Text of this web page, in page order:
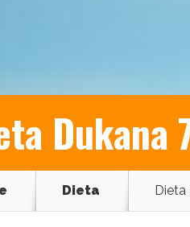
Dukana
Dieta Dieta